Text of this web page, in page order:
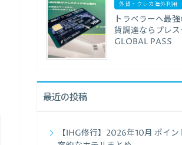
外貨・クレカ海外利用
トラベラーへ最
貨調達ならプレス
GLOBAL PASS
最近の投稿
【IHG修行】2026年10月 ポイ